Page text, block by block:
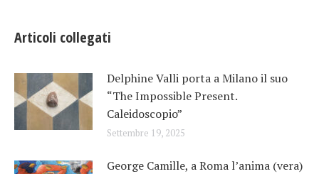
Articoli collegati
Delphine Valli porta a Milano il suo
“The Impossible Present.
Caleidoscopio”
Settembre 19, 2025
George Camille, a Roma l’anima (vera)